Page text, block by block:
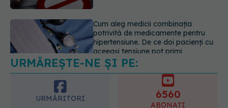
06.08.2026, 16:19
Mii de angajați din Sănătate ar
putea primi salarii mai mari.
Sindicatele cer schimbarea legii
06.08.2026, 19:26
URMĂREȘTE-NE ȘI PE:
URMĂRITORI 6560
ABONAȚI